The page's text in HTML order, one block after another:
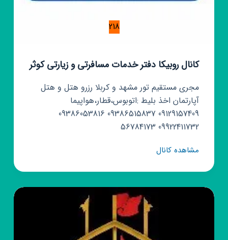
218
کانال روبیکا دفتر خدمات مسافرتی و زیارتی کوثر
مجری مستقیم تور مشهد و کربلا رزرو هتل و هتل
آپارتمان اخذ بلیط :اتوبوس،قطار،هواپیما
09129157409 09386515837 09386053816
09922411732 56784173
مشاهده کانالکانال
دفتر
خدمات
مسافرتی
کوثر